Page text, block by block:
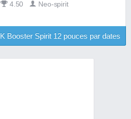
4.50 Neo-spirit
Booster Spirit 12 pouces par dates